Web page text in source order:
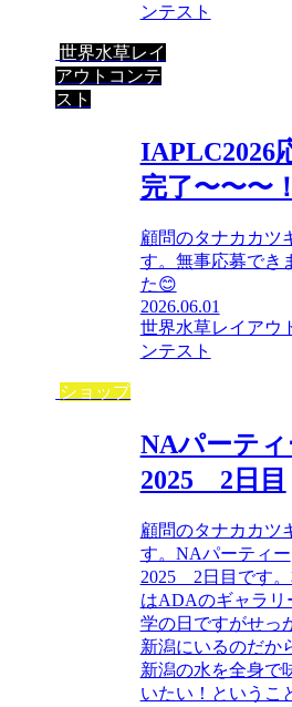
ンテスト
世界水草レイ
アウトコンテ
スト
IAPLC2026
完了〜〜〜！
顧問のタナカカツ
す。無事応募でき
た😊
2026.06.01
世界水草レイアウ
ンテスト
ショップ
NAパーティ
2025 2日目
顧問のタナカカツ
す。NAパーティー
2025 2日目です。
はADAのギャラリ
学の日ですがせっ
新潟にいるのだか
新潟の水を全身で
いたい！というこ